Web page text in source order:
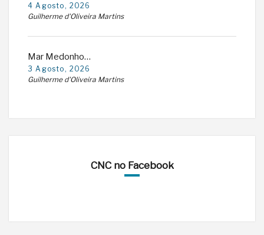
4 Agosto, 2026
Guilherme d'Oliveira Martins
Mar Medonho…
3 Agosto, 2026
Guilherme d'Oliveira Martins
CNC no Facebook